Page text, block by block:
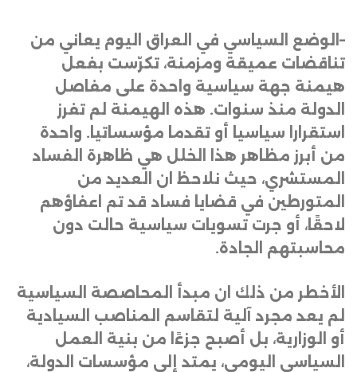
– الوضع السياسي في العراق اليوم يعاني من
تناقضات عميقة ومزمنة، تكرّست بفعل
هيمنة جهة سياسية واحدة على مفاصل
الدولة منذ سنوات. هذه الهيمنة لم تفرز
استقرارا سياسيا أو تقدما مؤسساتيا. واحدة
من أبرز مظاهر هذا الخلل هي ظاهرة الفساد
المستشري، حيث نلاحظ ان العديد من
المتورطين في قضايا فساد قد تم اعفاؤهم
لاحقًا، أو جرت تسويات سياسية حالت دون
محاسبتهم الجادة.
الأخطر من ذلك ان مبدأ المحاصصة السياسية
لم يعد مجرد آلية لتقاسم المناصب السيادية
أو الوزارية، بل أصبح جزءًا من بنية العمل
السياسي اليومي، يمتد إلى مؤسسات الدولة،